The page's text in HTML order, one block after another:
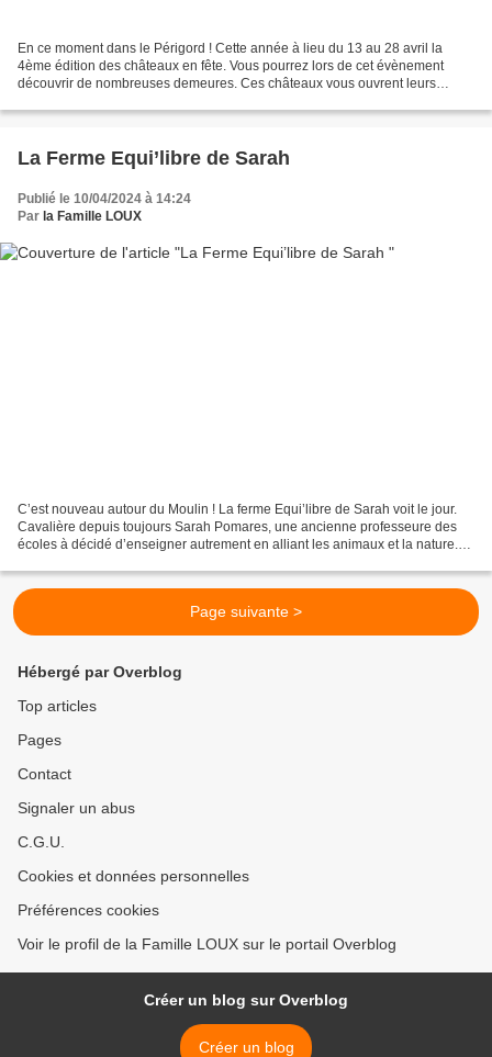
En ce moment dans le Périgord ! Cette année à lieu du 13 au 28 avril la
4ème édition des châteaux en fête. Vous pourrez lors de cet évènement
découvrir de nombreuses demeures. Ces châteaux vous ouvrent leurs
La Ferme Equi’libre de Sarah
Publié le 10/04/2024 à 14:24
Par la Famille LOUX
C’est nouveau autour du Moulin ! La ferme Equi’libre de Sarah voit le jour.
Cavalière depuis toujours Sarah Pomares, une ancienne professeure des
écoles à décidé d’enseigner autrement en alliant les animaux et la nature.
Page suivante >
Hébergé par Overblog
Top articles
Pages
Contact
Signaler un abus
C.G.U.
Cookies et données personnelles
Préférences cookies
Voir le profil de la Famille LOUX sur le portail Overblog
Créer un blog sur Overblog
Créer un blog